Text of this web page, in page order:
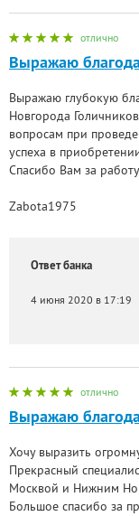
отлично
Выражаю
Выражаю глубокую
Новгорода
вопросам при
успеха в
Спасибо Вам за
Zabota1975
Ответ банка
4 июня 2020 в 17:19
отлично
Выражаю
Хочу выразить
Прекрасный
Москвой и Нижним
Большое спасибо за